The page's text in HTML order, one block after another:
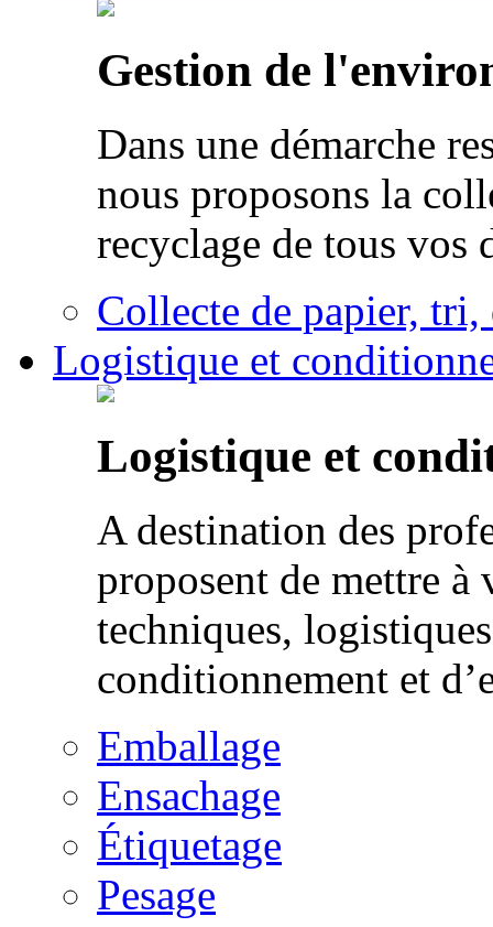
Gestion de
Dans une démarche
nous proposons la
recyclage de tous vos
Collecte de papier,
Logistique et
Logistique et
A destination des
proposent de mettre
techniques,
conditionnement et
Emballage
Ensachage
Étiquetage
Pesage